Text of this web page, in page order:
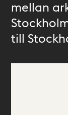
mellan
till